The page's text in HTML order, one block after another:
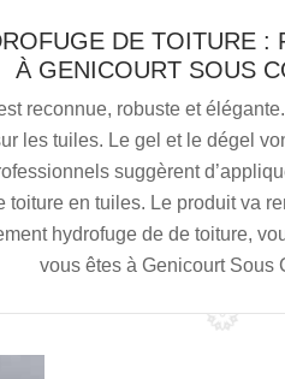
DE TOITURE :
À GENICOURT SOUS
reconnue, robuste et
les tuiles. Le gel et le dégel
suggèrent
toiture en tuiles. Le produit va
hydrofuge de de toiture,
vous êtes à Genicourt Sous